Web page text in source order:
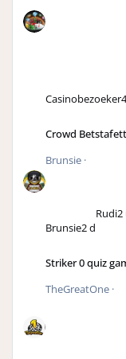
Casinobezoeker
Crowd
Brunsie ·
Brunsie2 d
Rudi2
Striker 0 quiz
TheGreatOne ·